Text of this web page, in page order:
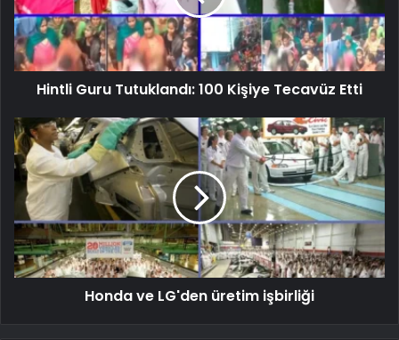
Hintli Guru Tutuklandı: 100 Kişiye Tecavüz Etti
Honda ve LG'den üretim işbirliği